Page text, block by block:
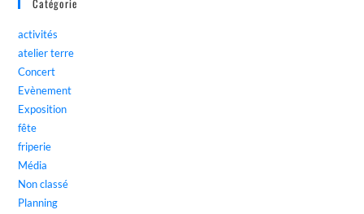
Catégorie
activités
atelier terre
Concert
Evènement
Exposition
fête
friperie
Média
Non classé
Planning